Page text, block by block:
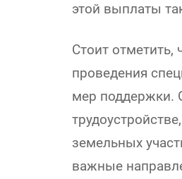
этой выплаты
Стоит отметить,
проведения
мер поддержки.
земельных
важные